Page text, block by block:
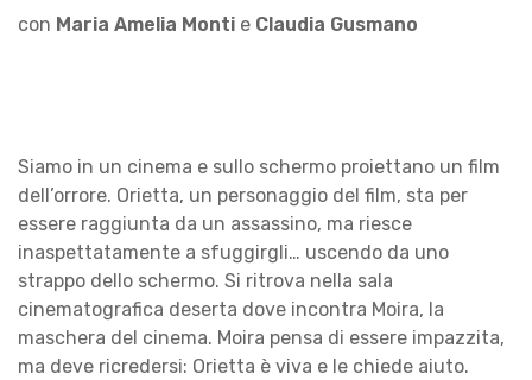
con Maria Amelia Monti e Claudia Gusmano
Siamo in un cinema e sullo schermo proiettano un film
dell’orrore. Orietta, un personaggio del film, sta per
essere raggiunta da un assassino, ma riesce
inaspettatamente a sfuggirgli… uscendo da uno
strappo dello schermo. Si ritrova nella sala
cinematografica deserta dove incontra Moira, la
maschera del cinema. Moira pensa di essere impazzita,
ma deve ricredersi: Orietta è viva e le chiede aiuto.